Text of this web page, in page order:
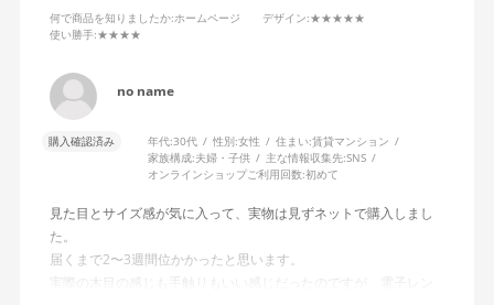
何で商品を知りましたか:ホームページ デザイン:★★★★★
使い勝手:★★★★
no name
購入確認済み 年代:30代 性別:女性 住まい:賃貸マンション
家族構成:夫婦・子供 主な情報収集先:SNS
オンラインショップご利用回数:初めて
見た目とサイズ感が気に入って、実物は見ずネットで購入しまし
た。
届くまで2〜3週間位かかったと思います。
実際の木目の感じも手触りもいい感じだったのですが、電子レン